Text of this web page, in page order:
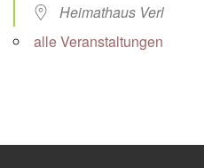
Heimathaus Verl
alle Veranstaltungen